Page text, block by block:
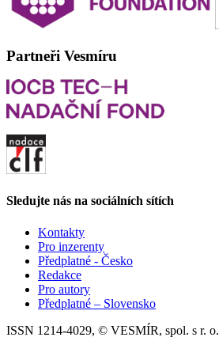
Partneři Vesmíru
Sledujte nás na sociálních sítích
Kontakty
Pro inzerenty
Předplatné - Česko
Redakce
Pro autory
Předplatné – Slovensko
ISSN 1214-4029, © VESMÍR, spol. s r. o.